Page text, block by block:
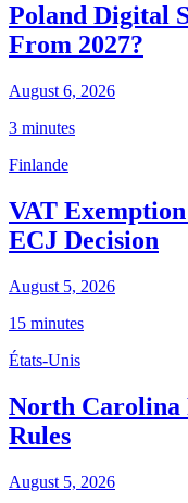
Poland Digital
From 2027?
August 6, 2026
3 minutes
Finlande
VAT
ECJ Decision
August 5, 2026
15 minutes
États-Unis
North Carolina
Rules
August 5, 2026